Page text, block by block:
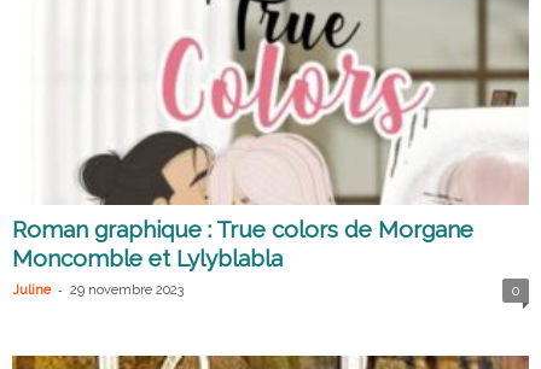
Roman graphique : True colors de Morgane
Moncomble et Lylyblabla
Juline - 29 novembre 2023 0